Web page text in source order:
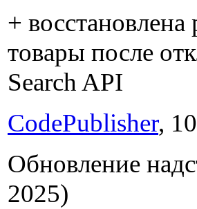
+
товары после
Search API
CodePublisher,
Обновление
2025)